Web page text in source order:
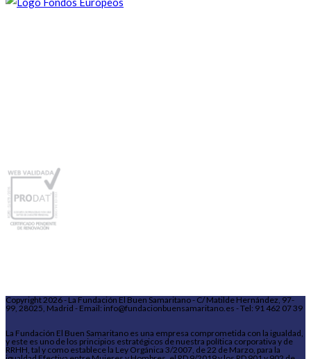
Copyright 2026 - La Fundación El Buen Samaritano - C/ Matilde Hernández, 97-
99, 28025, Madrid - Email: info@fundacionbuensamaritano.es - Tel: 91 462 07 39
La Fundación El Buen Samaritano es una empresa comprometida con la igualdad,
y este es uno de los principios estratégicos de nuestra política corporativa y de
RRHH, tal y como establece la Ley Orgánica 3/2007, de 22 de Marzo, para la